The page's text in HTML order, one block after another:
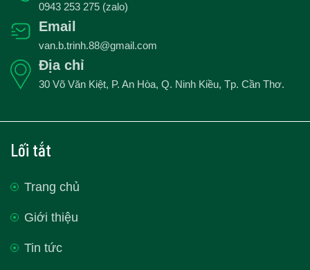
0943 253 275 (zalo)
Email
van.b.trinh.88@gmail.com
Địa chỉ
30 Võ Văn Kiệt, P. An Hòa, Q. Ninh Kiều, Tp. Cần Thơ.
Lối tắt
Trang chủ
Giới thiệu
Tin tức